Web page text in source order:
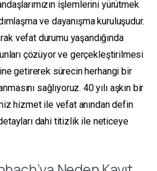
işlemlerini yürütmek
ve dayanışma kuruluşudur.
vefat durumu yaşandığında
çözüyor ve gerçekleştirilmesi
getirerek sürecin herhangi bir
sağlıyoruz. 40 yılı aşkın bir
hizmet ile vefat anından defin
dahi titizlik ile neticeye